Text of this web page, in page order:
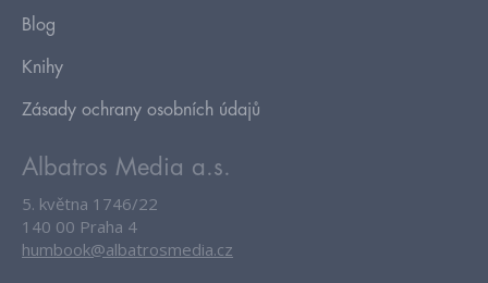
Blog
Knihy
Zásady ochrany osobních údajů
Albatros Media a.s.
5. května 1746/22
140 00 Praha 4
humbook@albatrosmedia.cz